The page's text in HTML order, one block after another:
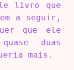
livro que
a seguir,
que ele
duas
mais.